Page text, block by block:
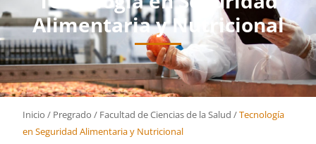
Alimentaria y Nutricional
Inicio / Pregrado / Facultad de Ciencias de la Salud /Tecnología
en Seguridad Alimentaria y Nutricional